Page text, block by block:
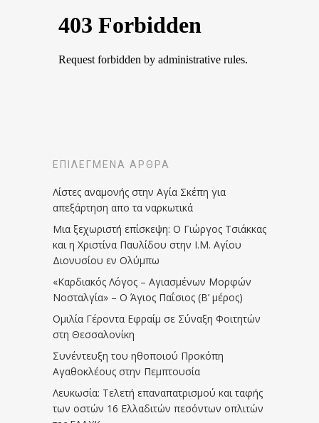
ΕΠΙΛΕΓΜΈΝΑ ΆΡΘΡΑ
Λίστες αναμονής στην Αγία Σκέπη για
απεξάρτηση απο τα ναρκωτικά
Μια ξεχωριστή επίσκεψη: Ο Γιώργος Τσιάκκας
και η Χριστίνα Παυλίδου στην Ι.Μ. Αγίου
Διονυσίου εν Ολύμπω
«Καρδιακός Λόγος – Αγιασμένων Μορφών
Νοσταλγία» – Ο Άγιος Παΐσιος (Β’ μέρος)
Ομιλία Γέροντα Εφραίμ σε Σύναξη Φοιτητών
στη Θεσσαλονίκη
Συνέντευξη του ηθοποιού Προκόπη
Αγαθοκλέους στην Πεμπτουσία
Λευκωσία: Τελετή επαναπατρισμού και ταφής
των οστών 16 Ελλαδιτών πεσόντων οπλιτών